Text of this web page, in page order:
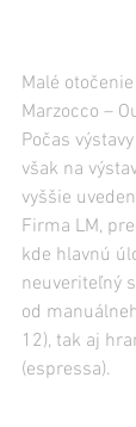
Malé
Marzocco –
Počas
však na
vyššie
Firma LM,
kde hlavnú
neuveriteľný
od
12), tak aj
(espressa).